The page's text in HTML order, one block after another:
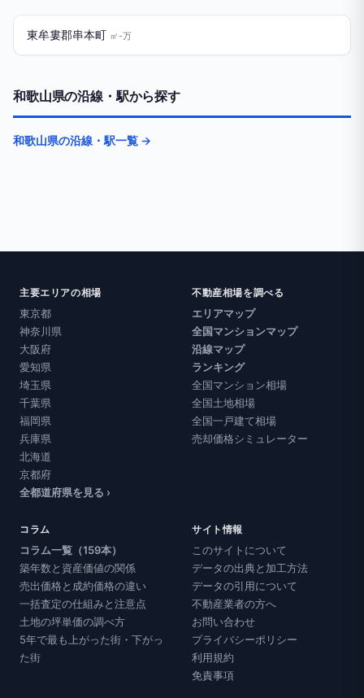
東牟婁郡串本町 ㎡-万
和歌山県の沿線・駅から探す
和歌山県の沿線・駅一覧 →
主要エリアの相場
東京都
神奈川県
大阪府
愛知県
埼玉県
千葉県
福岡県
兵庫県
北海道
京都府
全都道府県を見る ›
不動産相場を調べる
エリアマップ
全国マンションマップ
沿線マップ
ランキング
全国マンション相場
全国土地相場
全国一戸建て相場
売却価格シミュレーター
コラム
コラム一覧（159本）
築年数と資産価値の関係
売出価格と成約価格の違い
一括査定の仕組みと注意点
土地の坪単価の調べ方
5年で最も上がった街・下がっ
た街
サイト情報
このサイトについて
データの出典と加工方法
データの引用について
不動産業者の方へ
お問い合わせ
プライバシーポリシー
利用規約
免責事項